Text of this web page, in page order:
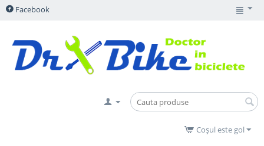
Facebook
Coșul este gol